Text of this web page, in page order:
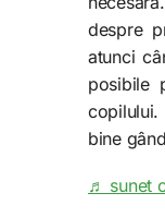
despre
atunci
posibile
copilului.
bine
♬ sunet